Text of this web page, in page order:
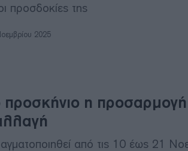
προσδοκίες της
2025
προσκήνιο η
από τις 10 έως 21